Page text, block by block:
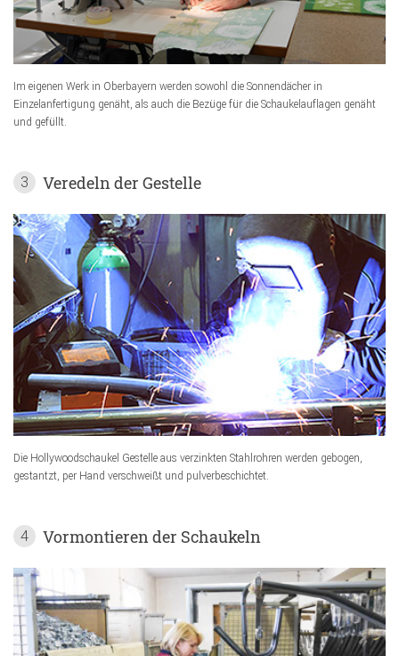
Im eigenen Werk in Oberbayern werden sowohl die Sonnendächer in
Einzelanfertigung genäht, als auch die Bezüge für die Schaukelauflagen genäht
und gefüllt.
3 Veredeln der Gestelle
Die Hollywoodschaukel Gestelle aus verzinkten Stahlrohren werden gebogen,
gestantzt, per Hand verschweißt und pulverbeschichtet.
4 Vormontieren der Schaukeln